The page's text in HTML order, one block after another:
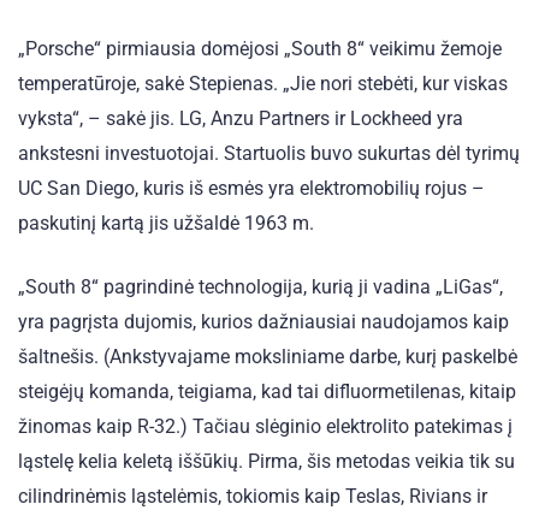
„Porsche“ pirmiausia domėjosi „South 8“ veikimu žemoje
temperatūroje, sakė Stepienas. „Jie nori stebėti, kur viskas
vyksta“, – sakė jis. LG, Anzu Partners ir Lockheed yra
ankstesni investuotojai. Startuolis buvo sukurtas dėl tyrimų
UC San Diego, kuris iš esmės yra elektromobilių rojus –
paskutinį kartą jis užšaldė 1963 m.
„South 8“ pagrindinė technologija, kurią ji vadina „LiGas“,
yra pagrįsta dujomis, kurios dažniausiai naudojamos kaip
šaltnešis. (Ankstyvajame moksliniame darbe, kurį paskelbė
steigėjų komanda, teigiama, kad tai difluormetilenas, kitaip
žinomas kaip R-32.) Tačiau slėginio elektrolito patekimas į
ląstelę kelia keletą iššūkių. Pirma, šis metodas veikia tik su
cilindrinėmis ląstelėmis, tokiomis kaip Teslas, Rivians ir